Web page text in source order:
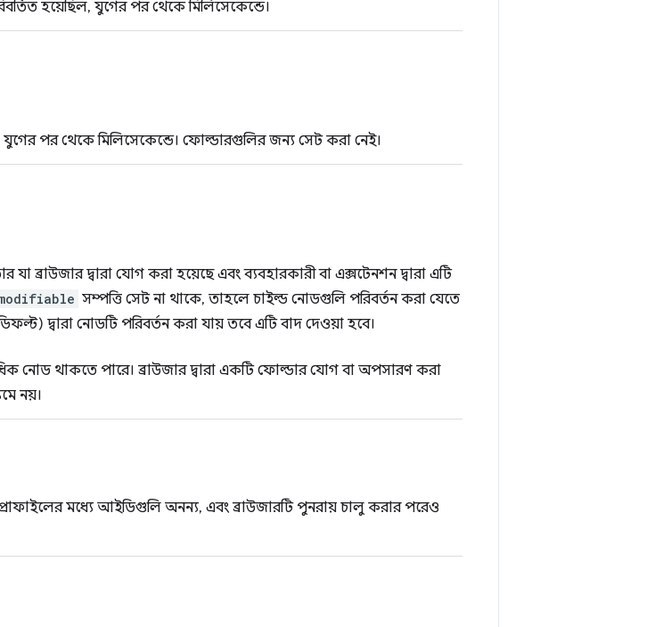
হয়েছিল, যুগের পর থেকে মিলিসেকেন্ডে।
পর থেকে মিলিসেকেন্ডে। ফোল্ডারগুলির জন্য সেট করা নেই।
ব্রাউজার দ্বারা যোগ করা হয়েছে এবং ব্যবহারকারী বা এক্সটেনশন দ্বারা এটি
সম্পত্তি সেট না থাকে, তাহলে চাইল্ড নোডগুলি পরিবর্তন করা যেতে
দ্বারা নোডটি পরিবর্তন করা যায় তবে এটি বাদ দেওয়া হবে।
নোড থাকতে পারে। ব্রাউজার দ্বারা একটি ফোল্ডার যোগ বা অপসারণ করা
নয়।
মধ্যে আইডিগুলি অনন্য, এবং ব্রাউজারটি পুনরায় চালু করার পরেও